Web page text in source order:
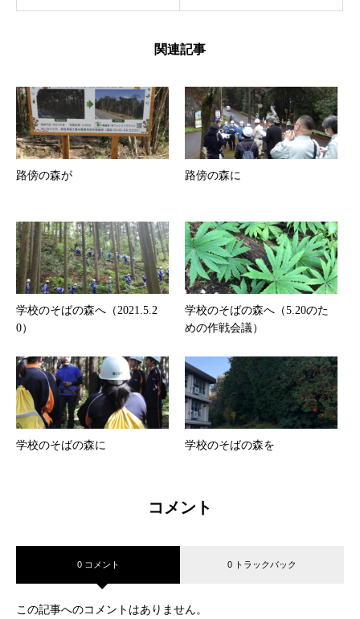
関連記事
路傍の森が 路傍の森に
学校のそばの森へ（2021.5.2
0）
学校のそばの森へ（5.20のた
めの作戦会議）
学校のそばの森に 学校のそばの森を
コメント
0 コメント 0 トラックバック
この記事へのコメントはありません。